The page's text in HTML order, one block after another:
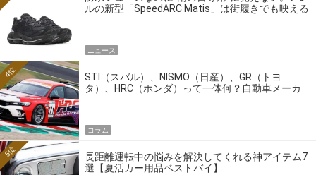
ルの新型「SpeedARC Matis」は街履きでも映える
ニュース
STI（スバル）、NISMO（日産）、GR（トヨ
タ）、HRC（ホンダ）って一体何？自動車メーカ
4位
コラム
長距離運転中の悩みを解決してくれる神アイテム7
選【夏活カー用品ベストバイ】
5位